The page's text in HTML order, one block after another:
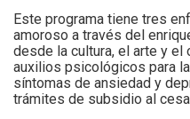
Este programa tiene tres
amoroso a través del
desde la cultura, el arte y el
auxilios psicológicos para
síntomas de ansiedad y
trámites de subsidio al